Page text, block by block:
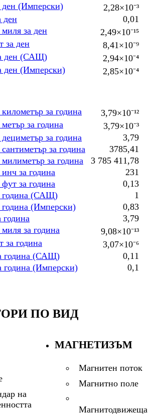
ден (Имперски)
2,28×10⁻³
ден
0,01
за ден
2,49×10⁻¹⁵
за ден
8,41×10⁻⁹
ден (САЩ)
2,94×10⁻⁴
ден (Имперски)
2,85×10⁻⁴
за година
3,79×10⁻¹²
за година
3,79×10⁻³
за година
3,79
за година
3785,41
за година
3 785 411,78
за година
231
за година
0,13
година (САЩ)
1
година (Имперски)
0,83
година
3,79
за година
9,08×10⁻¹³
за година
3,07×10⁻⁶
година (САЩ)
0,11
година (Имперски)
0,1
ПО ВИД
на
МАГНЕТИЗЪМ
Магнитен поток
Магнитно поле
Магнитодвижеща